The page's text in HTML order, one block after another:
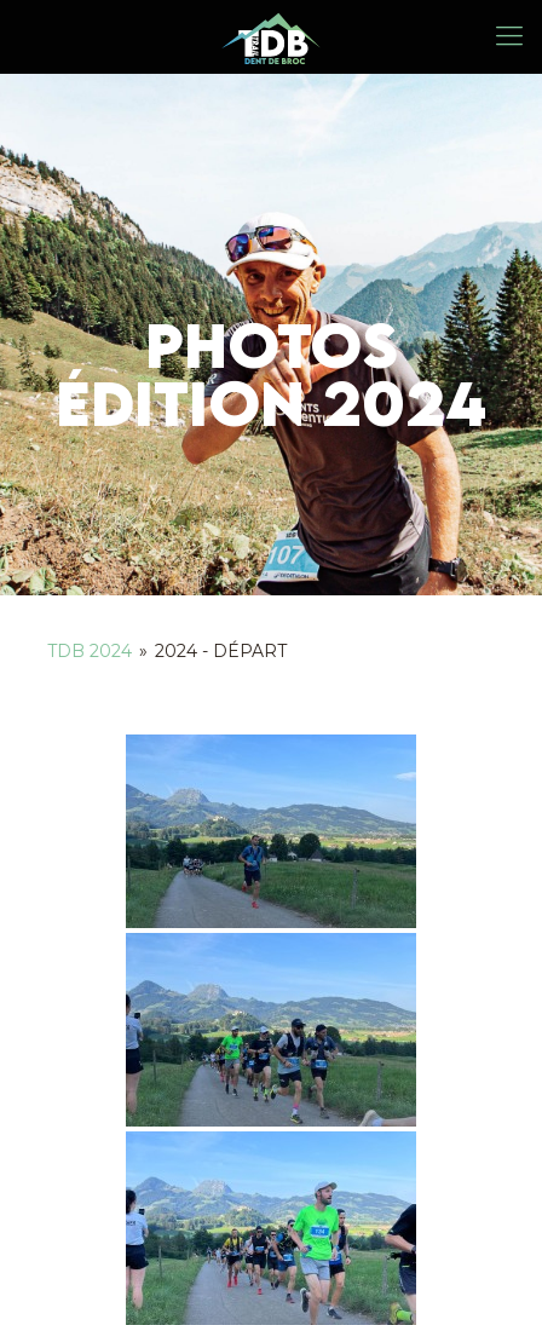
Photos
édition 2024
TDB 2024 » 2024 - DÉPART